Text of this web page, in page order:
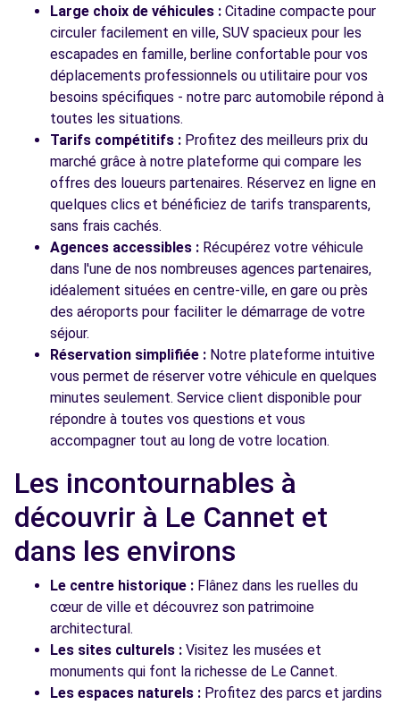
Large choix de véhicules : Citadine compacte pour
circuler facilement en ville, SUV spacieux pour les
escapades en famille, berline confortable pour vos
déplacements professionnels ou utilitaire pour vos
besoins spécifiques - notre parc automobile répond à
toutes les situations.
Tarifs compétitifs : Profitez des meilleurs prix du
marché grâce à notre plateforme qui compare les
offres des loueurs partenaires. Réservez en ligne en
quelques clics et bénéficiez de tarifs transparents,
sans frais cachés.
Agences accessibles : Récupérez votre véhicule
dans l'une de nos nombreuses agences partenaires,
idéalement situées en centre-ville, en gare ou près
des aéroports pour faciliter le démarrage de votre
séjour.
Réservation simplifiée : Notre plateforme intuitive
vous permet de réserver votre véhicule en quelques
minutes seulement. Service client disponible pour
répondre à toutes vos questions et vous
accompagner tout au long de votre location.
Les incontournables à
découvrir à Le Cannet et
dans les environs
Le centre historique : Flânez dans les ruelles du
cœur de ville et découvrez son patrimoine
architectural.
Les sites culturels : Visitez les musées et
monuments qui font la richesse de Le Cannet.
Les espaces naturels : Profitez des parcs et jardins